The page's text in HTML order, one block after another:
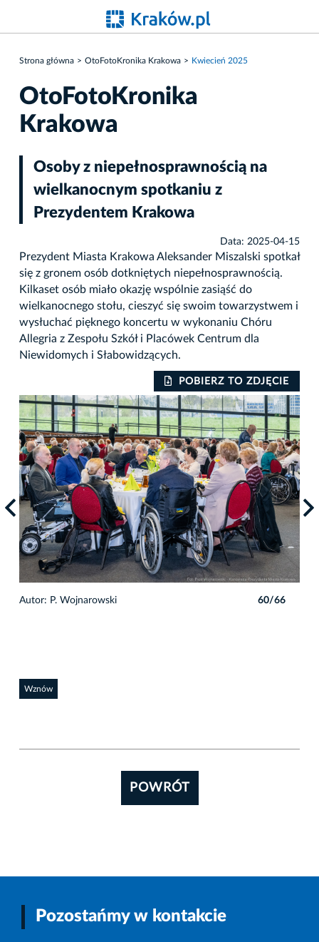
Strona główna OtoFotoKronika Krakowa Kwiecień 2025
OtoFotoKronika
Krakowa
Osoby z niepełnosprawnością na
wielkanocnym spotkaniu z
Prezydentem Krakowa
Data: 2025-04-15
Prezydent Miasta Krakowa Aleksander Miszalski spotkał
się z gronem osób dotkniętych niepełnosprawnością.
Kilkaset osób miało okazję wspólnie zasiąść do
wielkanocnego stołu, cieszyć się swoim towarzystwem i
wysłuchać pięknego koncertu w wykonaniu Chóru
Allegria z Zespołu Szkół i Placówek Centrum dla
Niewidomych i Słabowidzących.
POBIERZ TO ZDJĘCIE
Autor: P. Wojnarowski 60/66
Wznów
POWRÓT
Pozostańmy w kontakcie